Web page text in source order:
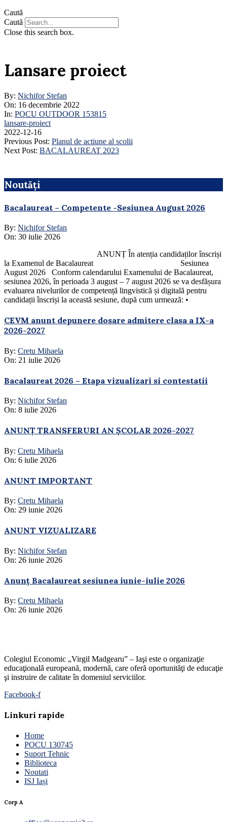
Caută
Caută
Close this search box.
Lansare proiect
By: Nichifor Stefan
On: 16 decembrie 2022
In: POCU OUTDOOR 153815
lansare-proiect
2022-12-16
Previous Post: Planul de actiune al scolii
Next Post: BACALAUREAT 2023
Noutăți
Bacalaureat – Competente -Sesiunea August 2026
By: Nichifor Stefan
On: 30 iulie 2026
ANUNȚ În atenția candidaților înscriși
la Examenul de Bacalaureat Sesiunea
August 2026 Conform calendarului Examenului de Bacalaureat,
sesiunea 2026, în perioada 3 august – 7 august 2026 se va desfășura
evaluarea nivelurilor de competență lingvistică și digitală pentru
candidații înscriși la această sesiune, după cum urmează: •
CEVM anunt depunere dosare admitere clasa a IX-a
2026-2027
By: Cretu Mihaela
On: 21 iulie 2026
Bacalaureat 2026 – Etapa vizualizari si contestatii
By: Nichifor Stefan
On: 8 iulie 2026
ANUNȚ TRANSFERURI AN ȘCOLAR 2026-2027
By: Cretu Mihaela
On: 6 iulie 2026
ANUNT IMPORTANT
By: Cretu Mihaela
On: 29 iunie 2026
ANUNT VIZUALIZARE
By: Nichifor Stefan
On: 26 iunie 2026
Anunț Bacalaureat sesiunea iunie-iulie 2026
By: Cretu Mihaela
On: 26 iunie 2026
Colegiul Economic „Virgil Madgearu” – Iaşi este o organizaţie
educaţională europeană, modernă, care oferă oportunităţi de educaţie
şi instruire de calitate în domeniul serviciilor.
Facebook-f
Linkuri rapide
Home
POCU 130745
Suport Tehnic
Biblioteca
Noutati
ISJ Iași
Corp A